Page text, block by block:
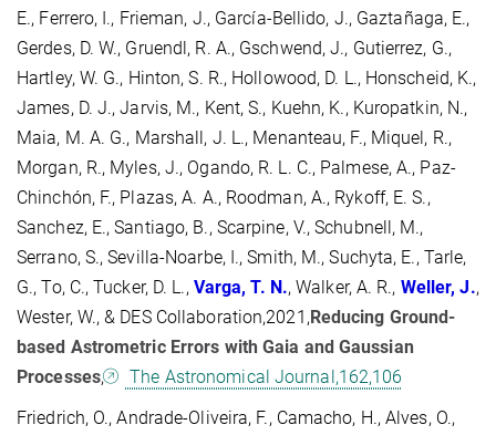
E., Ferrero, I., Frieman, J., García-Bellido, J., Gaztañaga, E.,
Gerdes, D. W., Gruendl, R. A., Gschwend, J., Gutierrez, G.,
Hartley, W. G., Hinton, S. R., Hollowood, D. L., Honscheid, K.,
James, D. J., Jarvis, M., Kent, S., Kuehn, K., Kuropatkin, N.,
Maia, M. A. G., Marshall, J. L., Menanteau, F., Miquel, R.,
Morgan, R., Myles, J., Ogando, R. L. C., Palmese, A., Paz-
Chinchón, F., Plazas, A. A., Roodman, A., Rykoff, E. S.,
Sanchez, E., Santiago, B., Scarpine, V., Schubnell, M.,
Serrano, S., Sevilla-Noarbe, I., Smith, M., Suchyta, E., Tarle,
G., To, C., Tucker, D. L., Varga, T. N., Walker, A. R., Weller, J.,
Wester, W., & DES Collaboration,2021,Reducing Ground-
based Astrometric Errors with Gaia and Gaussian
Processes,
The Astronomical Journal,162,106
Friedrich, O., Andrade-Oliveira, F., Camacho, H., Alves, O.,